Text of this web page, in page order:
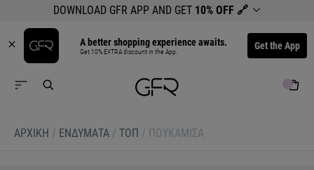
DOWNLOAD GFR APP AND GET 10% OFF 🔗
A better shopping experience awaits.
Get 10% EXTRA discount in the App. Get the App
ΑΡΧΙΚΉ / ΕΝΔΥΜΑΤΑ / ΤΟΠ / ΠΟΥΚΑΜΙΣΑ